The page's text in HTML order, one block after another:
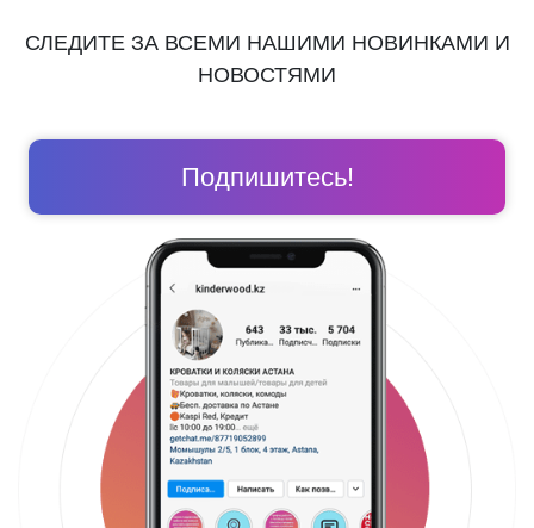
СЛЕДИТЕ ЗА ВСЕМИ НАШИМИ НОВИНКАМИ И
НОВОСТЯМИ
Подпишитесь!